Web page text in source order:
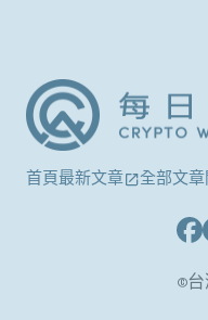
首頁最新文章 全部文章
©台